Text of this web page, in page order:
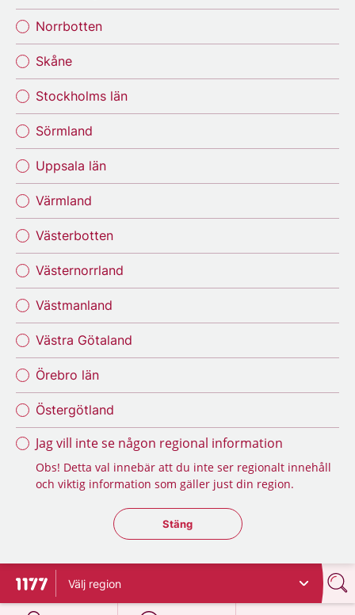
Norrbotten
Skåne
Stockholms län
Sörmland
Uppsala län
Värmland
Västerbotten
Västernorrland
Västmanland
Västra Götaland
Örebro län
Östergötland
Jag vill inte se någon regional information
Obs! Detta val innebär att du inte ser regionalt innehåll
och viktig information som gäller just din region.
Stäng regionsväljaren
Stäng
Till startsidan för 1177
Välj region
på 1177.se
på 1177.se